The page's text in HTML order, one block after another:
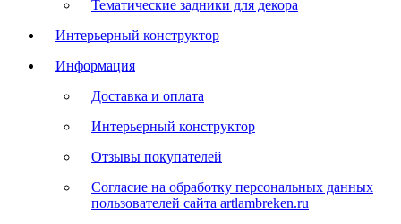
Тематические задники для декора
Интерьерный конструктор
Информация
Доставка и оплата
Интерьерный конструктор
Отзывы покупателей
Согласие на обработку персональных данных
пользователей сайта artlambreken.ru